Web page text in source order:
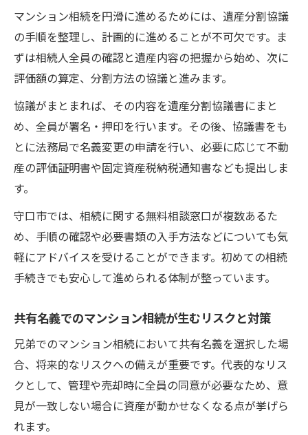
マンション相続を円滑に進めるためには、遺産分割協議
の手順を整理し、計画的に進めることが不可欠です。ま
ずは相続人全員の確認と遺産内容の把握から始め、次に
評価額の算定、分割方法の協議と進みます。
協議がまとまれば、その内容を遺産分割協議書にまと
め、全員が署名・押印を行います。その後、協議書をも
とに法務局で名義変更の申請を行い、必要に応じて不動
産の評価証明書や固定資産税納税通知書なども提出しま
す。
守口市では、相続に関する無料相談窓口が複数あるた
め、手順の確認や必要書類の入手方法などについても気
軽にアドバイスを受けることができます。初めての相続
手続きでも安心して進められる体制が整っています。
共有名義でのマンション相続が生むリスクと対策
兄弟でのマンション相続において共有名義を選択した場
合、将来的なリスクへの備えが重要です。代表的なリス
クとして、管理や売却時に全員の同意が必要なため、意
見が一致しない場合に資産が動かせなくなる点が挙げら
れます。